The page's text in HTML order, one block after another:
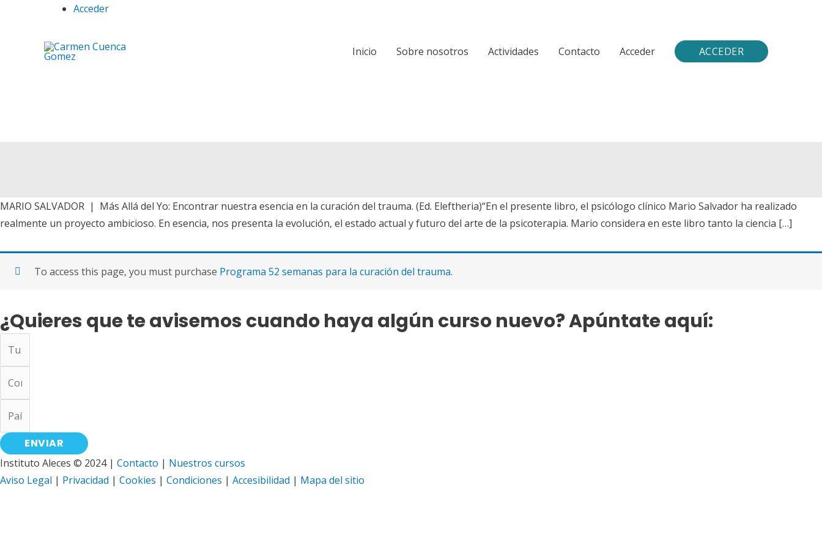
contenido
Acceder
Inicio Sobre nosotros Actividades Contacto Acceder ACCEDER
MARIO SALVADOR | Más Allá del Yo: Encontrar nuestra esencia en la curación del trauma. (Ed. Eleftheria)“En el presente libro, el psicólogo clínico Mario Salvador ha realizado
realmente un proyecto ambicioso. En esencia, nos presenta la evolución, el estado actual y futuro del arte de la psicoterapia. Mario considera en este libro tanto la ciencia […]
To access this page, you must purchase Programa 52 semanas para la curación del trauma.
¿Quieres que te avisemos cuando haya algún curso nuevo? Apúntate aquí:
ENVIAR
Instituto Aleces © 2024 | Contacto | Nuestros cursos
Aviso Legal | Privacidad | Cookies | Condiciones | Accesibilidad | Mapa del sitio